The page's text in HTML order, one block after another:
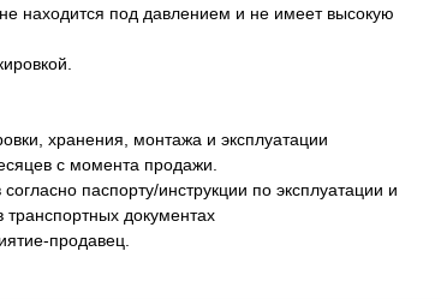
находится под давлением и не имеет высокую
хранения, монтажа и эксплуатации
с момента продажи.
паспорту/инструкции по эксплуатации и
документах
продавец.